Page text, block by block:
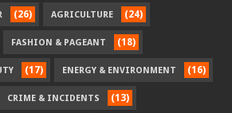
(26) AGRICULTURE (24)
FASHION & PAGEANT (18)
(17) ENERGY & ENVIRONMENT (16)
CRIME & INCIDENTS (13)